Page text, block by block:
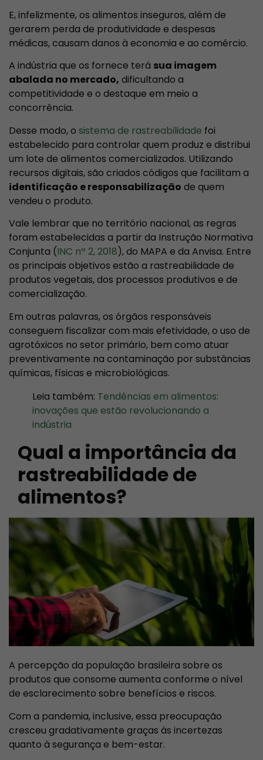
E, infelizmente, os alimentos inseguros, além de
gerarem perda de produtividade e despesas
médicas, causam danos à economia e ao comércio.
A indústria que os fornece terá sua imagem
abalada no mercado, dificultando a
competitividade e o destaque em meio a
concorrência.
Desse modo, o sistema de rastreabilidade foi
estabelecido para controlar quem produz e distribui
um lote de alimentos comercializados. Utilizando
recursos digitais, são criados códigos que facilitam a
identificação e responsabilização de quem
vendeu o produto.
Vale lembrar que no território nacional, as regras
foram estabelecidas a partir da Instrução Normativa
Conjunta (INC nº 2, 2018), do MAPA e da Anvisa. Entre
os principais objetivos estão a rastreabilidade de
produtos vegetais, dos processos produtivos e de
comercialização.
Em outras palavras, os órgãos responsáveis
conseguem fiscalizar com mais efetividade, o uso de
agrotóxicos no setor primário, bem como atuar
preventivamente na contaminação por substâncias
químicas, físicas e microbiológicas.
Leia também: Tendências em alimentos:
inovações que estão revolucionando a
indústria
Qual a importância da
rastreabilidade de
alimentos?
A percepção da população brasileira sobre os
produtos que consome aumenta conforme o nível
de esclarecimento sobre benefícios e riscos.
Com a pandemia, inclusive, essa preocupação
cresceu gradativamente graças às incertezas
quanto à segurança e bem-estar.